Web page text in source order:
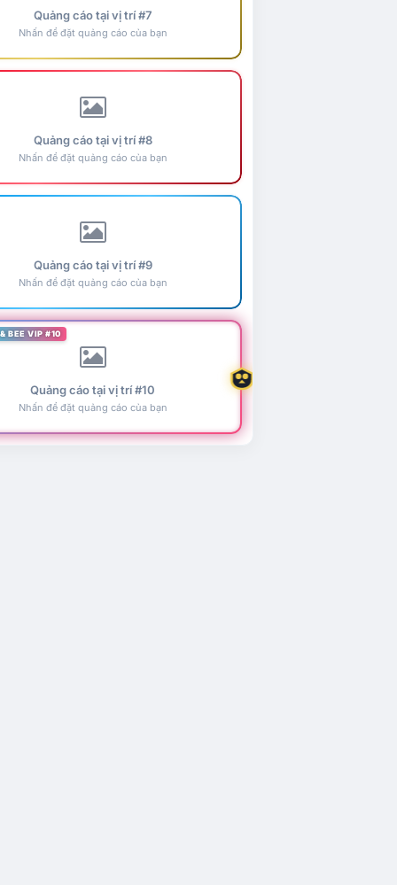
Quảng cáo tại vị trí #7
Nhấn để đặt quảng cáo của bạn
Quảng cáo tại vị trí #8
Nhấn để đặt quảng cáo của bạn
Quảng cáo tại vị trí #9
Nhấn để đặt quảng cáo của bạn
BEE VIP #10
Quảng cáo tại vị trí #10
Nhấn để đặt quảng cáo của bạn